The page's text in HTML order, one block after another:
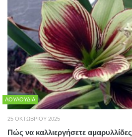
ΛΟΥΛΟΎΔΙΑ
25 ΟΚΤΩΒΡΊΟΥ 2025
Πώς να καλλιεργήσετε αμαρυλλίδες